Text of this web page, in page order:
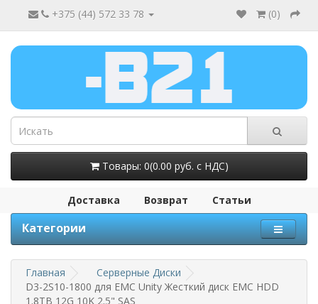
+375 (44) 572 33 78 (0)
Товары: 0(0.00 руб. с НДС)
Доставка Возврат Статьи
Категории
Главная
Серверные Диски
D3-2S10-1800 для EMC Unity Жесткий диск EMC HDD
1.8TB 12G 10K 2.5" SAS